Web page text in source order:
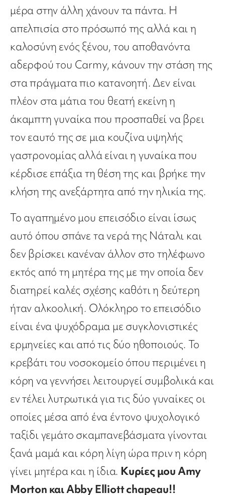
μέρα στην άλλη χάνουν τα πάντα. Η
απελπισία στο πρόσωπό της αλλά και η
καλοσύνη ενός ξένου, του αποθανόντα
αδερφού του Carmy, κάνουν την στάση της
στα πράγματα πιο κατανοητή. Δεν είναι
πλέον στα μάτια του θεατή εκείνη η
άκαμπτη γυναίκα που προσπαθεί να βρει
τον εαυτό της σε μια κουζίνα υψηλής
γαστρονομίας αλλά είναι η γυναίκα που
κέρδισε επάξια τη θέση της και βρήκε την
κλήση της ανεξάρτητα από την ηλικία της.
Το αγαπημένο μου επεισόδιο είναι ίσως
αυτό όπου σπάνε τα νερά της Νάταλι και
δεν βρίσκει κανέναν άλλον στο τηλέφωνο
εκτός από τη μητέρα της με την οποία δεν
διατηρεί καλές σχέσης καθότι η δεύτερη
ήταν αλκοολική. Ολόκληρο το επεισόδιο
είναι ένα ψυχόδραμα με συγκλονιστικές
ερμηνείες και από τις δύο ηθοποιούς. Το
κρεβάτι του νοσοκομείο όπου περιμένει η
κόρη να γεννήσει λειτουργεί συμβολικά και
εν τέλει λυτρωτικά για τις δύο γυναίκες οι
οποίες μέσα από ένα έντονο ψυχολογικό
ταξίδι γεμάτο σκαμπανεβάσματα γίνονται
ξανά μαμά και κόρη λίγη ώρα πριν η κόρη
γίνει μητέρα και η ίδια. Κυρίες μου Amy
Morton και Abby Elliott chapeau!!